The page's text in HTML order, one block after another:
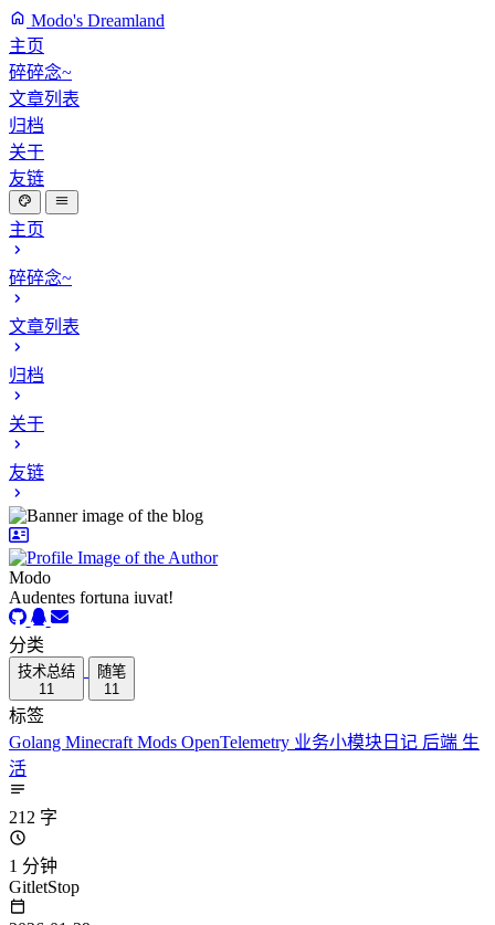
Modo's Dreamland
主页
碎碎念~
文章列表
归档
关于
友链
主页
碎碎念~
文章列表
归档
关于
友链
Modo
Audentes fortuna iuvat!
分类
技术总结
11
随笔
11
标签
Golang Minecraft Mods OpenTelemetry 业务小模块日记 后端 生
活
212 字
1 分钟
GitletStop